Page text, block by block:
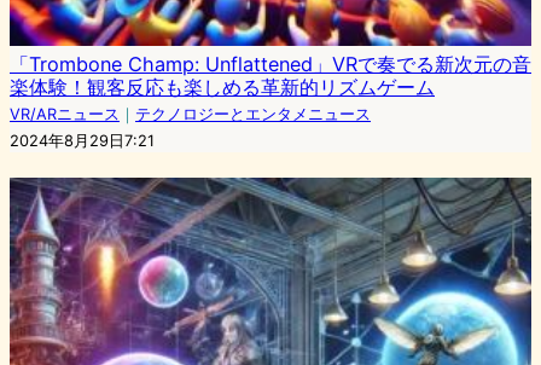
「Trombone Champ: Unflattened」VRで奏でる新次元の音
楽体験！観客反応も楽しめる革新的リズムゲーム
VR/ARニュース ｜ テクノロジーとエンタメニュース
2024年8月29日7:21